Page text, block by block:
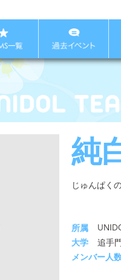
純
じゅんぱく
所属
大学
追手
メンバー人